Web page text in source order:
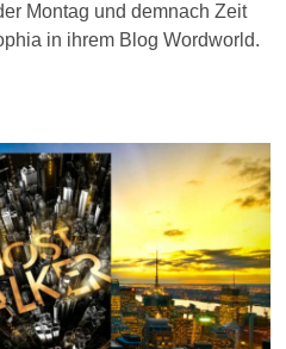
Montag und demnach Zeit
in ihrem Blog Wordworld.